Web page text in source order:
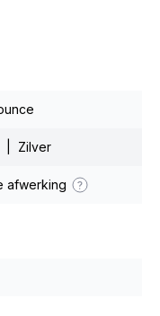
| Zilver
afwerking